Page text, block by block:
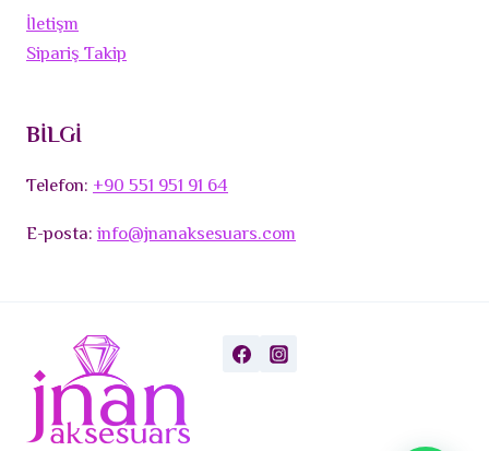
İletişm
Sipariş Takip
BİLGİ
Telefon:+90 551 951 91 64
E-posta:info@jnanaksesuars.com